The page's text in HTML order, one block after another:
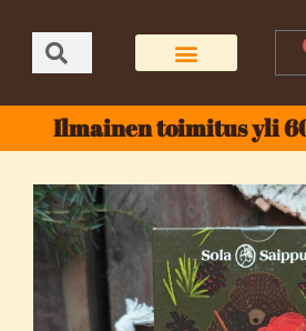
Ilmainen toimitus yli